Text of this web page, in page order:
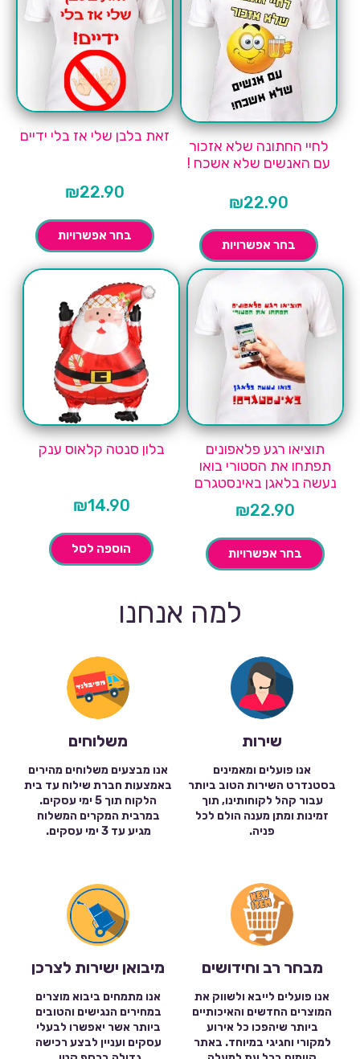
לחיי החתונה שלא אזכור
עם האנשים שלא אשכח !
₪22.90
בחר אפשרויות
זאת בלבן שלי אז בלי ידיים
₪22.90
בחר אפשרויות
תוציאו רגע פלאפונים
תפתחו את הסטורי בואו
נעשה בלאגן באינסטגרם
₪22.90
בחר אפשרויות
בלון סנטה קלאוס ענק
₪14.90
הוספה לסל
למה אנחנו
שירות
אנו פועלים ומאמינים
בסטנדרט השירות הטוב ביותר
עבור קהל לקוחותינו, תוך
זמינות ומתן מענה הולם לכל
פניה.
משלוחים
אנו מבצעים משלוחים מהירים
באמצעות חברת שילוח עד בית
הלקוח תוך 5 ימי עסקים.
במרבית המקרים המשלוח
מגיע עד 3 ימי עסקים.
מבחר רב וחידושים
אנו פועלים לייבא ולשווק את
המוצרים החדשים והאיכותיים
ביותר שיהפכו כל אירוע
למקורי וחגיגי במיוחד. באתר
מיבואן ישירות לצרכן
אנו מתמחים ביבוא מוצרים
במחירים הנגישים והטובים
ביותר אשר יאפשרו לבעלי
עסקים ועניין לבצע רכישה